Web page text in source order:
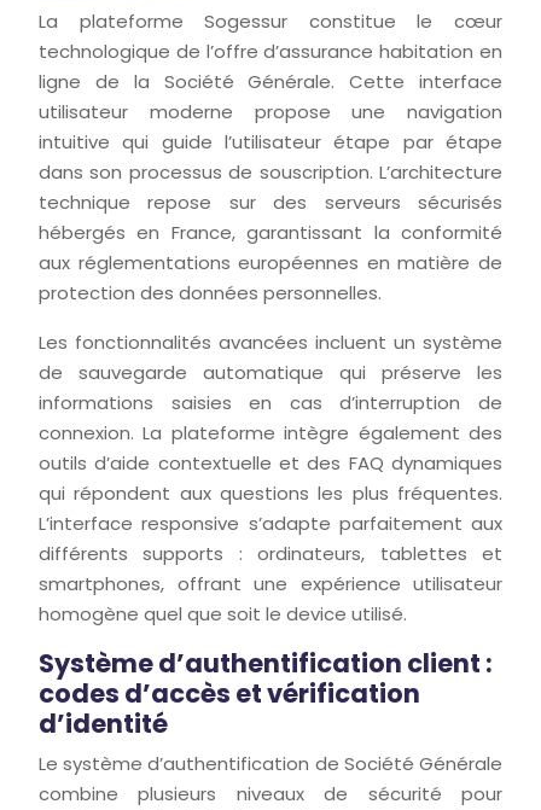
La plateforme Sogessur constitue le cœur
technologique de l’offre d’assurance habitation en
ligne de la Société Générale. Cette interface
utilisateur moderne propose une navigation
intuitive qui guide l’utilisateur étape par étape
dans son processus de souscription. L’architecture
technique repose sur des serveurs sécurisés
hébergés en France, garantissant la conformité
aux réglementations européennes en matière de
protection des données personnelles.
Les fonctionnalités avancées incluent un système
de sauvegarde automatique qui préserve les
informations saisies en cas d’interruption de
connexion. La plateforme intègre également des
outils d’aide contextuelle et des FAQ dynamiques
qui répondent aux questions les plus fréquentes.
L’interface responsive s’adapte parfaitement aux
différents supports : ordinateurs, tablettes et
smartphones, offrant une expérience utilisateur
homogène quel que soit le device utilisé.
Système d’authentification client :
codes d’accès et vérification
d’identité
Le système d’authentification de Société Générale
combine plusieurs niveaux de sécurité pour